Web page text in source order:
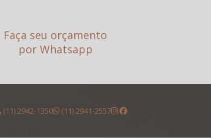
Faça seu orçamento
por Whatsapp
(11) 2942-1350 (11) 2941-2557